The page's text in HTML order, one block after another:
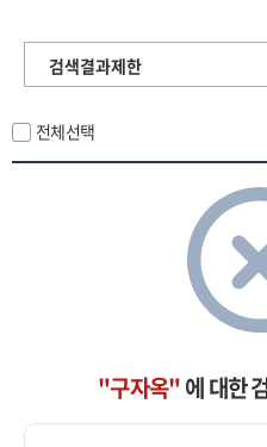
검색결과제한
전체선택
"구자옥"에 대한